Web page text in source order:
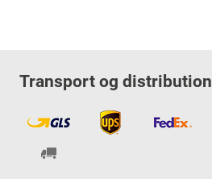
Transport og distribution